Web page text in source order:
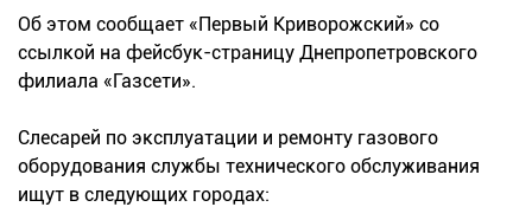
Об этом сообщает «Первый Криворожский» со
ссылкой на фейсбук-страницу Днепропетровского
филиала «Газсети».
Слесарей по эксплуатации и ремонту газового
оборудования службы технического обслуживания
ищут в следующих городах: